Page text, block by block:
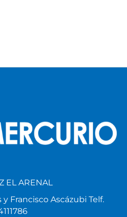
EL ARENAL
y Francisco Ascázubi Telf.